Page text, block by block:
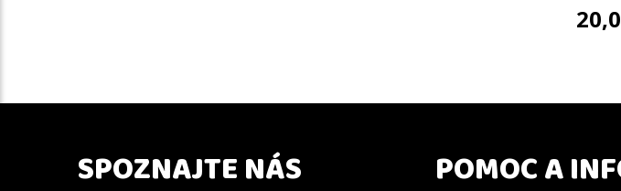
SPOZNAJTE NÁS POMOC A